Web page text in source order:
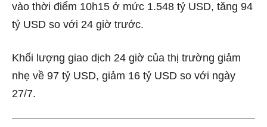
vào thời điểm 10h15 ở mức 1.548 tỷ USD, tăng 94
tỷ USD so với 24 giờ trước.
Khối lượng giao dịch 24 giờ của thị trường giảm
nhẹ về 97 tỷ USD, giảm 16 tỷ USD so với ngày
27/7.